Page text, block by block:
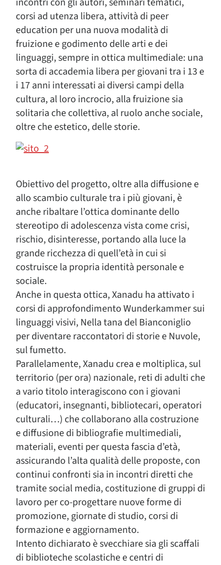
corsi ad utenza libera, attività di peer
education per una nuova modalità di
fruizione e godimento delle arti e dei
linguaggi, sempre in ottica multimediale: una
sorta di accademia libera per giovani tra i 13 e
i 17 anni interessati ai diversi campi della
cultura, al loro incrocio, alla fruizione sia
solitaria che collettiva, al ruolo anche sociale,
oltre che estetico, delle storie.
Obiettivo del progetto, oltre alla diffusione e
allo scambio culturale tra i più giovani, è
anche ribaltare l’ottica dominante dello
stereotipo di adolescenza vista come crisi,
rischio, disinteresse, portando alla luce la
grande ricchezza di quell’età in cui si
costruisce la propria identità personale e
sociale.
Anche in questa ottica, Xanadu ha attivato i
corsi di approfondimento Wunderkammer sui
linguaggi visivi, Nella tana del Bianconiglio
per diventare raccontatori di storie e Nuvole,
sul fumetto.
Parallelamente, Xanadu crea e moltiplica, sul
territorio (per ora) nazionale, reti di adulti che
a vario titolo interagiscono con i giovani
(educatori, insegnanti, bibliotecari, operatori
culturali…) che collaborano alla costruzione
e diffusione di bibliografie multimediali,
materiali, eventi per questa fascia d’età,
assicurando l’alta qualità delle proposte, con
continui confronti sia in incontri diretti che
tramite social media, costituzione di gruppi di
lavoro per co-progettare nuove forme di
promozione, giornate di studio, corsi di
formazione e aggiornamento.
Intento dichiarato è svecchiare sia gli scaffali
di biblioteche scolastiche e centri di